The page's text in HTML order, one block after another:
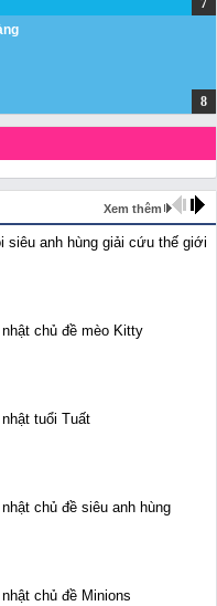
Xem thêm
siêu anh hùng giải cứu thế giới
chủ đề mèo Kitty
tuổi Tuất
chủ đề siêu anh hùng
chủ đề Minions